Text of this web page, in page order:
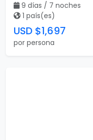
9 días / 7 noches
1 país(es)
USD $1,697
por persona